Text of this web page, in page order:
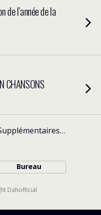
de l’année de la
CHANSONS
Bureau
Dahofficial